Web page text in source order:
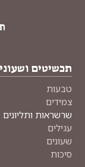
תכשיטים
טבעות
צמידים
שרשראות ותליונים
עגילים
שעונים
סיכות